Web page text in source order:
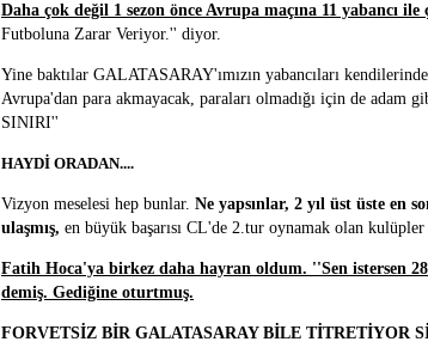
Daha çok değil 1 sezon önce Avrupa maçına 11 yabancı ile
Futboluna Zarar Veriyor.'' diyor.
Yine baktılar GALATASARAY'ımızın yabancıları
Avrupa'dan para akmayacak, paraları olmadığı için de adam
SINIRI''
HAYDİ ORADAN....
Vizyon meselesi hep bunlar. Ne yapsınlar, 2 yıl üst üste en
ulaşmış, en büyük başarısı CL'de 2.tur oynamak olan
Fatih Hoca'ya birkez daha hayran oldum. ''Sen istersen
demiş. Gediğine oturtmuş.
FORVETSİZ BİR GALATASARAY BİLE TİTRETİYOR